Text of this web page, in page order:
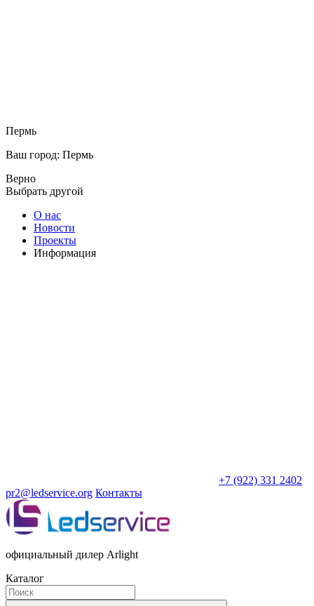
Пермь
Ваш город: Пермь
Верно
Выбрать другой
О нас
Новости
Проекты
Информация
+7 (922) 331 2402
pr2@ledservice.org Контакты
официальный дилер Arlight
Каталог